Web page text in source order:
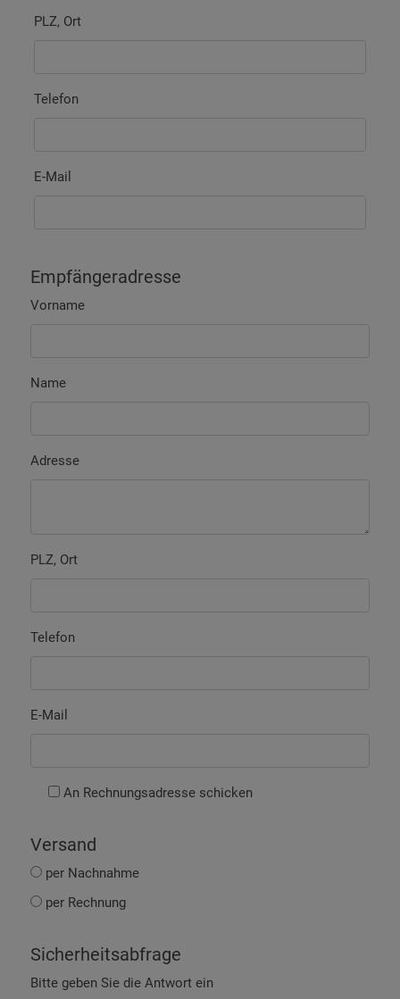
PLZ, Ort
Telefon
E-Mail
Empfängeradresse
Vorname
Name
Adresse
PLZ, Ort
Telefon
E-Mail
An Rechnungsadresse schicken
Versand
per Nachnahme
per Rechnung
Sicherheitsabfrage
Bitte geben Sie die Antwort ein